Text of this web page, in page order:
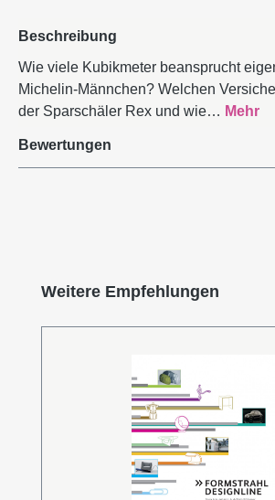
Beschreibung
Wie viele Kubikmeter beansprucht
Michelin-Männchen? Welchen
der Sparschäler Rex und wie… Mehr
Bewertungen
Produktgalerie überspringen
Weitere Empfehlungen